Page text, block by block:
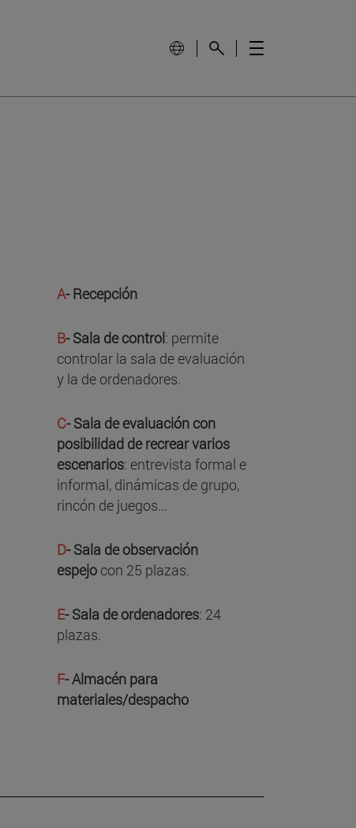
A- Recepción
B- Sala de control: permite
controlar la sala de evaluación
y la de ordenadores.
C- Sala de evaluación con
posibilidad de recrear varios
escenarios: entrevista formal e
informal, dinámicas de grupo,
rincón de juegos...
D- Sala de observación
espejo con 25 plazas.
E- Sala de ordenadores: 24
plazas.
F-Almacén para
materiales/despacho